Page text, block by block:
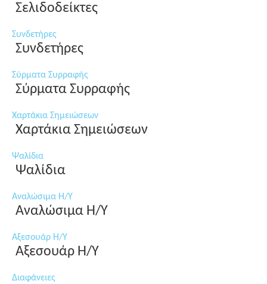
Σελιδοδείκτες
Συνδετήρες
Συνδετήρες
Σύρματα Συρραφής
Σύρματα Συρραφής
Χαρτάκια Σημειώσεων
Χαρτάκια Σημειώσεων
Ψαλίδια
Ψαλίδια
Αναλώσιμα Η/Υ
Αναλώσιμα Η/Υ
Αξεσουάρ Η/Υ
Αξεσουάρ Η/Υ
Διαφάνειες